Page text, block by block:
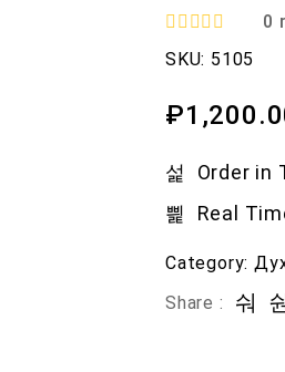
R
a
e
d
o
u
o
5
0
SKU: 5105
₽
Order in
Real
Category:
Share :